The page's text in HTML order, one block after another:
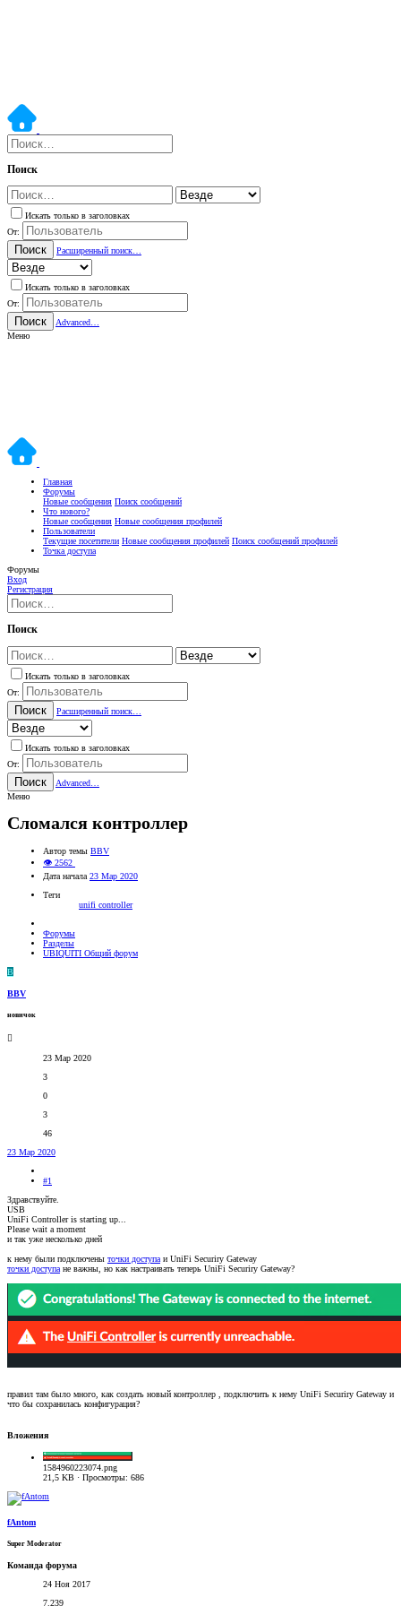
Поиск
Искать только в заголовках
От:
Поиск Расширенный поиск…
Искать только в заголовках
От:
Поиск
Advanced…
Меню
Главная
Форумы
Новые сообщения Поиск сообщений
Что нового?
Новые сообщения Новые сообщения профилей
Пользователи
Текущие посетители Новые сообщения профилей Поиск сообщений профилей
Точка доступа
Форумы
Вход
Регистрация
Поиск
Искать только в заголовках
От:
Поиск Расширенный поиск…
Искать только в заголовках
От:
Поиск
Advanced…
Меню
Сломался контроллер
Автор темы BBV
👁 2562
Дата начала 23 Мар 2020
Теги
unifi controller
Форумы
Разделы
UBIQUITI Общий форум
B
BBV
новичок
23 Мар 2020
3
0
3
46
23 Мар 2020
#1
Здравствуйте.
USB
UniFi Controller is starting up...
Please wait a moment
и так уже несколько дней
к нему были подключены точки доступа и UniFi Securiry Gateway
точки доступа не важны, но как настраивать теперь UniFi Securiry Gateway?
правил там было много, как создать новый контроллер , подключить к нему UniFi Securiry Gateway и
что бы сохранилась конфигурация?
Вложения
1584960223074.png
21,5 KB · Просмотры: 686
fAntom
Super Moderator
Команда форума
24 Ноя 2017
7.239